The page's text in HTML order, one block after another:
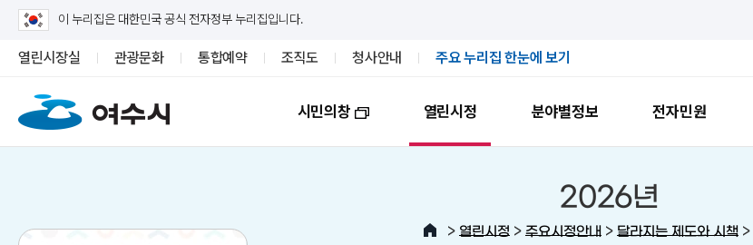
이 누리집은 대한민국 공식 전자정부 누리집입니다.
열린시장실 관광문화 통합예약 조직도 청사안내 주요 누리집 한눈에 보기
시민의창 열린시정 분야별정보 전자민원
2026년
> 열린시정 > 주요시정안내 > 달라지는 제도와 시책 >